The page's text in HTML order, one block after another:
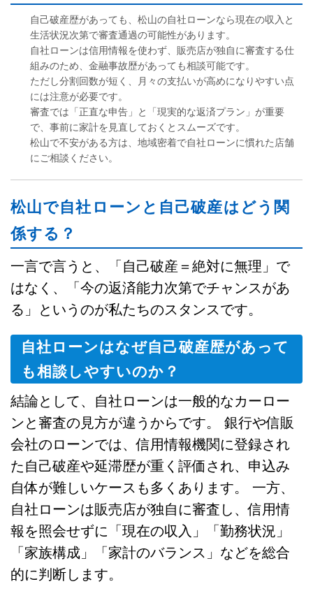
自己破産歴があっても、松山の自社ローンなら現在の収入と
生活状況次第で審査通過の可能性があります。
自社ローンは信用情報を使わず、販売店が独自に審査する仕
組みのため、金融事故歴があっても相談可能です。
ただし分割回数が短く、月々の支払いが高めになりやすい点
には注意が必要です。
審査では「正直な申告」と「現実的な返済プラン」が重要
で、事前に家計を見直しておくとスムーズです。
松山で不安がある方は、地域密着で自社ローンに慣れた店舗
にご相談ください。
松山で自社ローンと自己破産はどう関
係する？
一言で言うと、「自己破産＝絶対に無理」で
はなく、「今の返済能力次第でチャンスがあ
る」というのが私たちのスタンスです。
自社ローンはなぜ自己破産歴があって
も相談しやすいのか？
結論として、自社ローンは一般的なカーロー
ンと審査の見方が違うからです。 銀行や信販
会社のローンでは、信用情報機関に登録され
た自己破産や延滞歴が重く評価され、申込み
自体が難しいケースも多くあります。 一方、
自社ローンは販売店が独自に審査し、信用情
報を照会せずに「現在の収入」「勤務状況」
「家族構成」「家計のバランス」などを総合
的に判断します。